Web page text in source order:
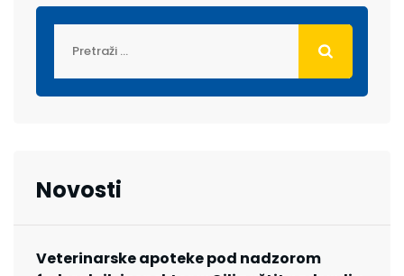
Novosti
Veterinarske apoteke pod nadzorom